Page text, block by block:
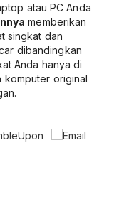
atau PC Anda
memberikan
singkat dan
dibandingkan
Anda hanya di
komputer original